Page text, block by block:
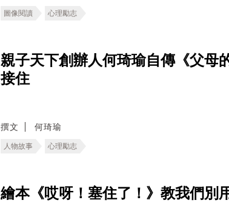
圖像閱讀 心理勵志
親子天下創辦人何琦瑜自傳《父母
接住
撰文 何琦瑜
人物故事 心理勵志
繪本《哎呀！塞住了！》教我們別